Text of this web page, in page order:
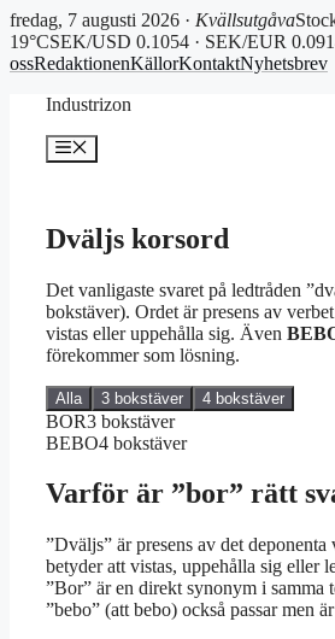
fredag, 7 augusti 2026 · Kvällsutgåva
19°CSEK/USD 0.1054 · SEK/EUR
ossRedaktionenKällorKontaktNyhetsbrev
Industrizon
Meny
Dväljs korsord
Det vanligaste svaret på ledtråden
bokstäver). Ordet är presens av verbet
vistas eller uppehålla sig. Även
förekommer som lösning.
Alla 3 bokstäver 4 bokstäver
BOR3 bokstäver
BEBO4 bokstäver
Varför är ”bor” rätt
”Dväljs” är presens av det deponenta
betyder att vistas, uppehålla sig eller
”Bor” är en direkt synonym i samma
”bebo” (att bebo) också passar men